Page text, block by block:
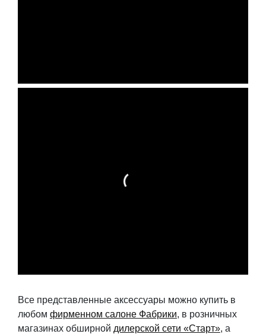
Все представленные аксессуары можно купить в
любом фирменном салоне Фабрики, в розничных
магазинах обширной дилерской сети «Старт», а